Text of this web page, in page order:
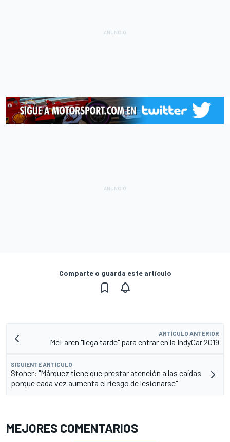
Comparte o guarda este artículo
ARTÍCULO ANTERIOR
McLaren "llega tarde" para entrar en la IndyCar 2019
SIGUIENTE ARTÍCULO
Stoner: "Márquez tiene que prestar atención a las caídas
porque cada vez aumenta el riesgo de lesionarse"
MEJORES COMENTARIOS